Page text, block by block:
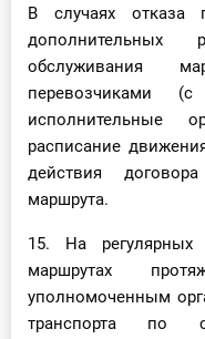
В случаях отказа
дополнительных
обслуживания
перевозчиками
исполнительные
расписание
действия
маршрута.
15. На регулярных
маршрутах
уполномоченным
транспорта по